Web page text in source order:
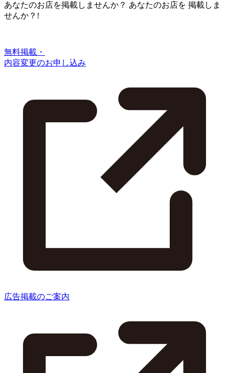
あなたのお店を掲載しませんか？ あなたのお店を 掲載しま
せんか？!
無料掲載・
内容変更のお申し込み
広告掲載のご案内